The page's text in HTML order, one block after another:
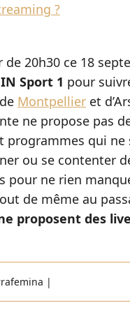
?
de 20h30 ce 18
Sport 1 pour
Montpellier et
ne propose pas
programmes qui
ou se contenter
pour ne rien
de même au
proposent des live
|